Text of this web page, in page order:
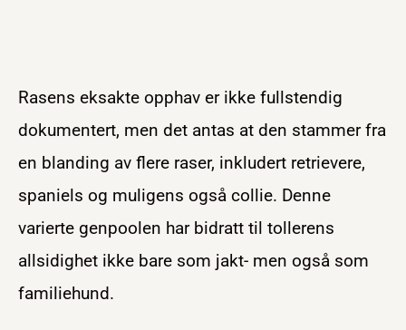
Rasens eksakte opphav er ikke fullstendig
dokumentert, men det antas at den stammer fra
en blanding av flere raser, inkludert retrievere,
spaniels og muligens også collie. Denne
varierte genpoolen har bidratt til tollerens
allsidighet ikke bare som jakt- men også som
familiehund.